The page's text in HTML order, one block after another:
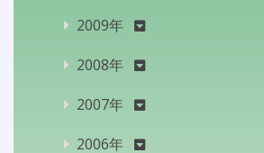
2009年
2008年
2007年
2006年